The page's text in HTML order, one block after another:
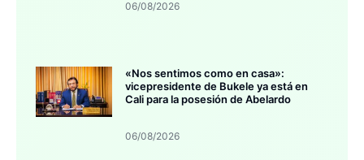
06/08/2026
«Nos sentimos como en casa»:
vicepresidente de Bukele ya está en
Cali para la posesión de Abelardo
06/08/2026